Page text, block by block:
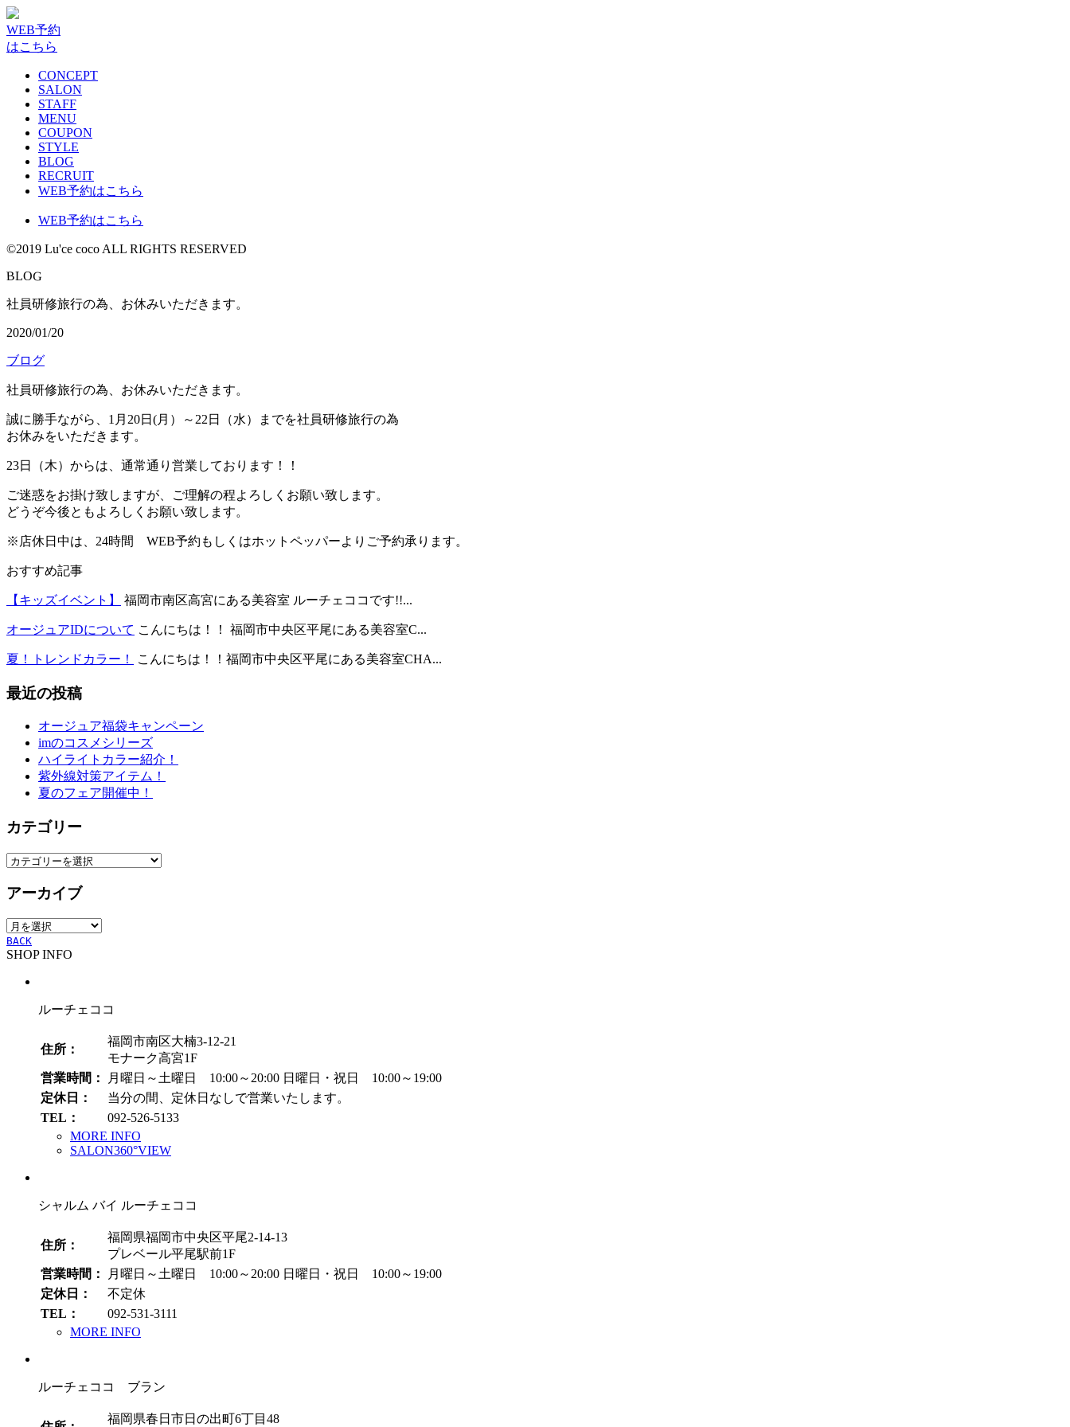
WEB予約
はこちら
CONCEPT
SALON
STAFF
MENU
COUPON
STYLE
BLOG
RECRUIT
WEB予約はこちら
WEB予約はこちら
©2019 Lu'ce coco ALL RIGHTS RESERVED
BLOG
社員研修旅行の為、お休みいただきます。
2020/01/20
ブログ
社員研修旅行の為、お休みいただきます。
誠に勝手ながら、1月20日(月）～22日（水）までを社員研修旅行の為
お休みをいただきます。
23日（木）からは、通常通り営業しております！！
ご迷惑をお掛け致しますが、ご理解の程よろしくお願い致します。
どうぞ今後ともよろしくお願い致します。
※店休日中は、24時間 WEB予約もしくはホットペッパーよりご予約承ります。
おすすめ記事
【キッズイベント】 福岡市南区高宮にある美容室 ルーチェココです!!...
オージュアIDについて こんにちは！！ 福岡市中央区平尾にある美容室C...
夏！トレンドカラー！ こんにちは！！福岡市中央区平尾にある美容室CHA...
最近の投稿
オージュア福袋キャンペーン
imのコスメシリーズ
ハイライトカラー紹介！
紫外線対策アイテム！
夏のフェア開催中！
カテゴリー
カ
ゴ
ー
アーカイブ
ア
ー
カ
BACK
SHOP INFO
ルーチェココ
住所：
福岡市南区大楠3-12-21
モナーク高宮1F
営業時間：
月曜日～土曜日 10:00～20:00 日曜日・祝日 10:00～19:00
定休日：
当分の間、定休日なしで営業いたします。
TEL：
092-526-5133
MORE INFO
SALON360°VIEW
シャルム バイ ルーチェココ
住所：
福岡県福岡市中央区平尾2-14-13
プレベール平尾駅前1F
営業時間：
月曜日～土曜日 10:00～20:00 日曜日・祝日 10:00～19:00
定休日：
不定休
TEL：
092-531-3111
MORE INFO
ルーチェココ ブラン
福岡県春日市日の出町6丁目48